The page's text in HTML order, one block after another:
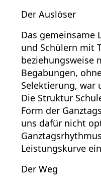
Der Auslöser
Das gemeinsame
und Schülern mit
beziehungsweise
Begabungen,
Selektierung, war
Die Struktur
Form der
uns dafür nicht
Leistungskurve
Der Weg